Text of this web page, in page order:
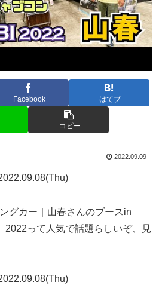
Facebook はてブ
コピー
2022.09.09
グカー｜山春さんのブースin
2022って人気で話題らしいぞ、見